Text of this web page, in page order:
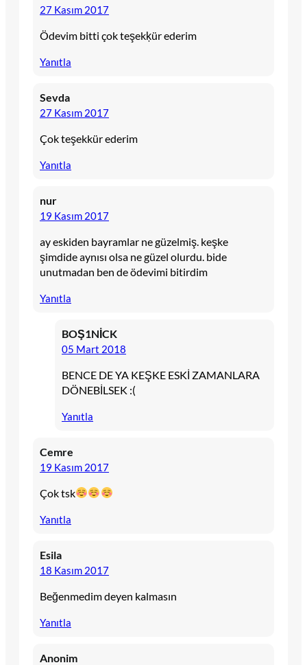
27 Kasım 2017
Ödevim bitti çok teşekķür ederim
Yanıtla
Sevda
27 Kasım 2017
Çok teşekkür ederim
Yanıtla
nur
19 Kasım 2017
ay eskiden bayramlar ne güzelmiş. keşke
şimdide aynısı olsa ne güzel olurdu. bide
unutmadan ben de ödevimi bitirdim
Yanıtla
BOŞ1NİCK
05 Mart 2018
BENCE DE YA KEŞKE ESKİ ZAMANLARA
DÖNEBİLSEK :(
Yanıtla
Cemre
19 Kasım 2017
Çok tsk
Yanıtla
Esila
18 Kasım 2017
Beğenmedim deyen kalmasın
Yanıtla
Anonim